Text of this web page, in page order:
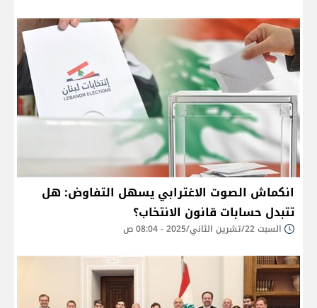
انكماش الصوت الاغترابي يسهل التفاوض: هل
تتبدل حسابات قانون الانتخاب؟
السبت 22/تشرين الثاني/2025 - 08:04 ص